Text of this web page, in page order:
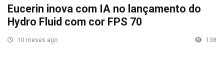
Eucerin inova com IA no lançamento do
Hydro Fluid com cor FPS 70
10 meses ago 138